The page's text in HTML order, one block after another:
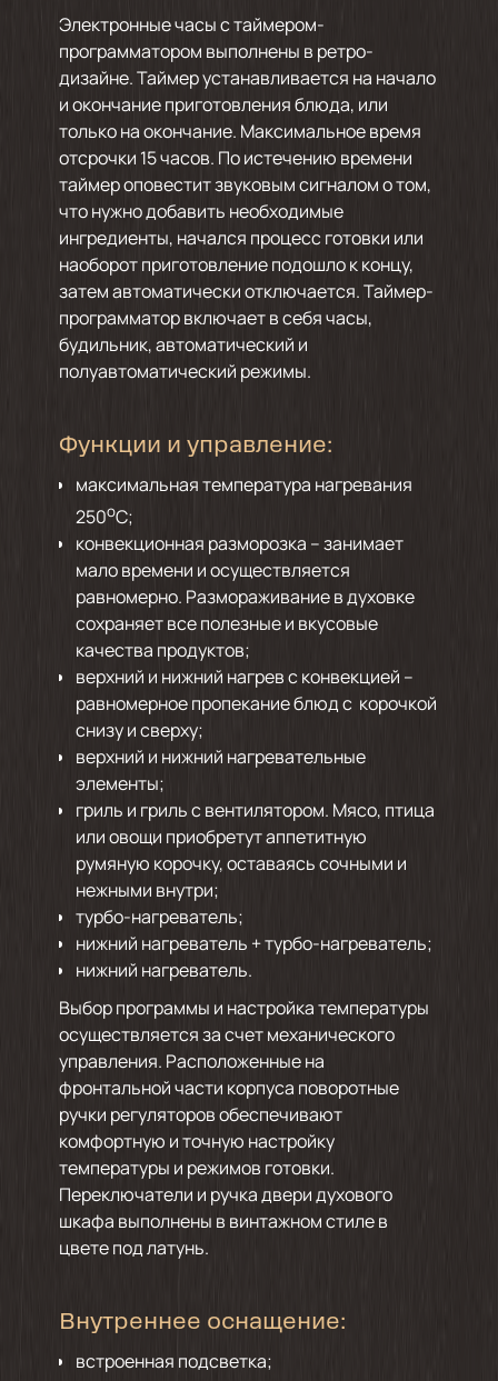
Электронные часы с таймером-
программатором выполнены в ретро-
дизайне. Таймер устанавливается на начало
и окончание приготовления блюда, или
только на окончание. Максимальное время
отсрочки 15 часов. По истечению времени
таймер оповестит звуковым сигналом о том,
что нужно добавить необходимые
ингредиенты, начался процесс готовки или
наоборот приготовление подошло к концу,
затем автоматически отключается. Таймер-
программатор включает в себя часы,
будильник, автоматический и
полуавтоматический режимы.
Функции и управление:
максимальная температура нагревания
250оC;
конвекционная разморозка – занимает
мало времени и осуществляется
равномерно. Размораживание в духовке
сохраняет все полезные и вкусовые
качества продуктов;
верхний и нижний нагрев с конвекцией –
равномерное пропекание блюд с корочкой
снизу и сверху;
верхний и нижний нагревательные
элементы;
гриль и гриль с вентилятором. Мясо, птица
или овощи приобретут аппетитную
румяную корочку, оставаясь сочными и
нежными внутри;
турбо-нагреватель;
нижний нагреватель + турбо-нагреватель;
нижний нагреватель.
Выбор программы и настройка температуры
осуществляется за счет механического
управления. Расположенные на
фронтальной части корпуса поворотные
ручки регуляторов обеспечивают
комфортную и точную настройку
температуры и режимов готовки.
Переключатели и ручка двери духового
шкафа выполнены в винтажном стиле в
цвете под латунь.
Внутреннее оснащение:
встроенная подсветка;